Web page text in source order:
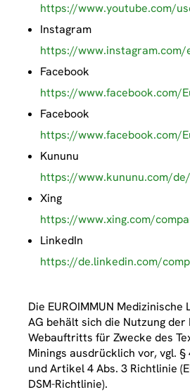
https://www.youtube.com/
Instagram
https://www.instagram.com/
Facebook
https://www.facebook.com/
Facebook
https://www.facebook.com/
Kununu
https://www.kununu.com/
Xing
https://www.xing.com/
LinkedIn
https://de.linkedin.com/
Die EUROIMMUN
AG behält sich die Nutzung der
Webauftritts für Zwecke des
Minings ausdrücklich vor, vgl. §
und Artikel 4 Abs. 3 Richtlinie
DSM-Richtlinie).